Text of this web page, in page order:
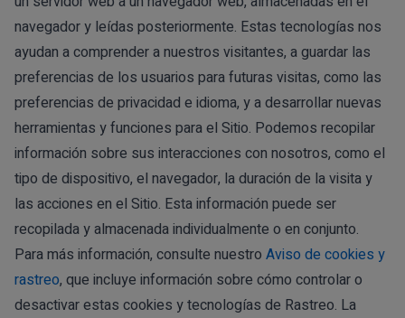
navegador y leídas posteriormente. Estas tecnologías nos
ayudan a comprender a nuestros visitantes, a guardar las
preferencias de los usuarios para futuras visitas, como las
preferencias de privacidad e idioma, y a desarrollar nuevas
herramientas y funciones para el Sitio. Podemos recopilar
información sobre sus interacciones con nosotros, como el
tipo de dispositivo, el navegador, la duración de la visita y
las acciones en el Sitio. Esta información puede ser
recopilada y almacenada individualmente o en conjunto.
Para más información, consulte nuestro Aviso de cookies y
rastreo, que incluye información sobre cómo controlar o
desactivar estas cookies y tecnologías de Rastreo. La